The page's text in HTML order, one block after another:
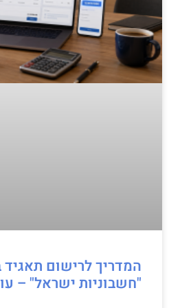
המדריך לרישום
"חשבוניות ישראל" –